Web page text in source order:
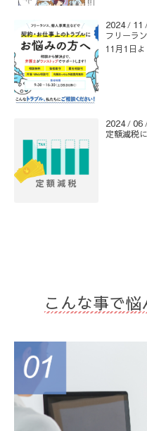
2024/ 11
フリーラ
11月1日よ
2024/ 06
定額減税
こんな事で